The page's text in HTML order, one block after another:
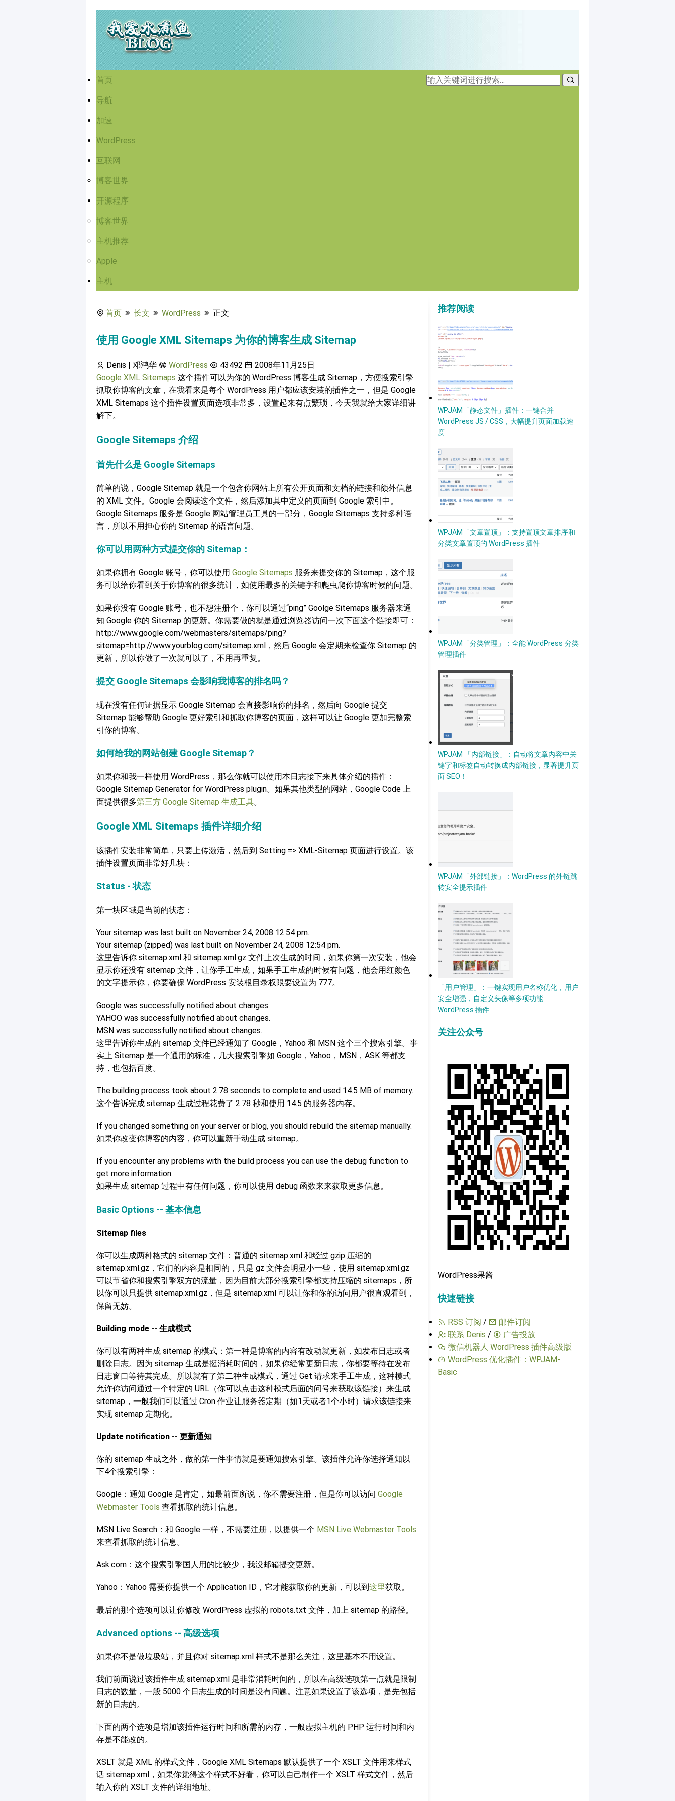
首页
导航
加速
WordPress
互联网
博客世界
开源程序
博客世界
主机推荐
Apple
主机
首页 长文 WordPress 正文
使用 Google XML Sitemaps 为你的博客生成 Sitemap
Denis | 邓鸿华 WordPress 43492
2008年11月25日
Google XML Sitemaps 这个插件可以为你的 WordPress 博客生成 Sitemap，方便搜索引擎
抓取你博客的文章，在我看来是每个 WordPress 用户都应该安装的插件之一，但是 Google
XML Sitemaps 这个插件设置页面选项非常多，设置起来有点繁琐，今天我就给大家详细讲
解下。
Google Sitemaps 介绍
首先什么是 Google Sitemaps
简单的说，Google Sitemap 就是一个包含你网站上所有公开页面和文档的链接和额外信息
的 XML 文件。Google 会阅读这个文件，然后添加其中定义的页面到 Google 索引中。
Google Sitemaps 服务是 Google 网站管理员工具的一部分，Google Sitemaps 支持多种语
言，所以不用担心你的 Sitemap 的语言问题。
你可以用两种方式提交你的 Sitemap：
如果你拥有 Google 账号，你可以使用 Google Sitemaps 服务来提交你的 Sitemap，这个服
务可以给你看到关于你博客的很多统计，如使用最多的关键字和爬虫爬你博客时候的问题。
如果你没有 Google 账号，也不想注册个，你可以通过“ping” Goolge Sitemaps 服务器来通
知 Google 你的 Sitemap 的更新。你需要做的就是通过浏览器访问一次下面这个链接即可：
http://www.google.com/webmasters/sitemaps/ping?
sitemap=http://www.yourblog.com/sitemap.xml，然后 Google 会定期来检查你 Sitemap 的
更新，所以你做了一次就可以了，不用再重复。
提交 Google Sitemaps 会影响我博客的排名吗？
现在没有任何证据显示 Google Sitemap 会直接影响你的排名，然后向 Google 提交
Sitemap 能够帮助 Google 更好索引和抓取你博客的页面，这样可以让 Google 更加完整索
引你的博客。
如何给我的网站创建 Google Sitemap？
如果你和我一样使用 WordPress，那么你就可以使用本日志接下来具体介绍的插件：
Google Sitemap Generator for WordPress plugin。如果其他类型的网站，Google Code 上
面提供很多第三方 Google Sitemap 生成工具。
Google XML Sitemaps 插件详细介绍
该插件安装非常简单，只要上传激活，然后到 Setting => XML-Sitemap 页面进行设置。该
插件设置页面非常好几块：
Status - 状态
第一块区域是当前的状态：
Your sitemap was last built on November 24, 2008 12:54 pm.
Your sitemap (zipped) was last built on November 24, 2008 12:54 pm.
这里告诉你 sitemap.xml 和 sitemap.xml.gz 文件上次生成的时间，如果你第一次安装，他会
显示你还没有 sitemap 文件，让你手工生成，如果手工生成的时候有问题，他会用红颜色
的文字提示你，你要确保 WordPress 安装根目录权限要设置为 777。
Google was successfully notified about changes.
YAHOO was successfully notified about changes.
MSN was successfully notified about changes.
这里告诉你生成的 sitemap 文件已经通知了 Google，Yahoo 和 MSN 这个三个搜索引擎。事
实上 Sitemap 是一个通用的标准，几大搜索引擎如 Google，Yahoo，MSN，ASK 等都支
持，也包括百度。
The building process took about 2.78 seconds to complete and used 14.5 MB of memory.
这个告诉完成 sitemap 生成过程花费了 2.78 秒和使用 14.5 的服务器内存。
If you changed something on your server or blog, you should rebuild the sitemap manually.
如果你改变你博客的内容，你可以重新手动生成 sitemap。
If you encounter any problems with the build process you can use the debug function to
get more information.
如果生成 sitemap 过程中有任何问题，你可以使用 debug 函数来来获取更多信息。
Basic Options -- 基本信息
Sitemap files
你可以生成两种格式的 sitemap 文件：普通的 sitemap.xml 和经过 gzip 压缩的
sitemap.xml.gz，它们的内容是相同的，只是 gz 文件会明显小一些，使用 sitemap.xml.gz
可以节省你和搜索引擎双方的流量，因为目前大部分搜索引擎都支持压缩的 sitemaps，所
以你可以只提供 sitemap.xml.gz，但是 sitemap.xml 可以让你和你的访问用户很直观看到，
保留无妨。
Building mode -- 生成模式
你可以有两种生成 sitemap 的模式：第一种是博客的内容有改动就更新，如发布日志或者
删除日志。因为 sitemap 生成是挺消耗时间的，如果你经常更新日志，你都要等待在发布
日志窗口等待其完成。所以就有了第二种生成模式，通过 Get 请求来手工生成，这种模式
允许你访问通过一个特定的 URL（你可以点击这种模式后面的问号来获取该链接）来生成
sitemap，一般我们可以通过 Cron 作业让服务器定期（如1天或者1个小时）请求该链接来
实现 sitemap 定期化。
Update notification -- 更新通知
你的 sitemap 生成之外，做的第一件事情就是要通知搜索引擎。该插件允许你选择通知以
下4个搜索引擎：
Google：通知 Google 是肯定，如最前面所说，你不需要注册，但是你可以访问 Google
Webmaster Tools 查看抓取的统计信息。
MSN Live Search：和 Google 一样，不需要注册，以提供一个 MSN Live Webmaster Tools
来查看抓取的统计信息。
Ask.com：这个搜索引擎国人用的比较少，我没邮箱提交更新。
Yahoo：Yahoo 需要你提供一个 Application ID，它才能获取你的更新，可以到这里获取。
最后的那个选项可以让你修改 WordPress 虚拟的 robots.txt 文件，加上 sitemap 的路径。
Advanced options -- 高级选项
如果你不是做垃圾站，并且你对 sitemap.xml 样式不是那么关注，这里基本不用设置。
我们前面说过该插件生成 sitemap.xml 是非常消耗时间的，所以在高级选项第一点就是限制
日志的数量，一般 5000 个日志生成的时间是没有问题。注意如果设置了该选项，是先包括
新的日志的。
下面的两个选项是增加该插件运行时间和所需的内存，一般虚拟主机的 PHP 运行时间和内
存是不能改的。
XSLT 就是 XML 的样式文件，Google XML Sitemaps 默认提供了一个 XSLT 文件用来样式
话 sitemap.xml，如果你觉得这个样式不好看，你可以自己制作一个 XSLT 样式文件，然后
输入你的 XSLT 文件的详细地址。
推荐阅读
WPJAM「静态文件」插件：一键合并
WordPress JS / CSS，大幅提升页面加载速
度
WPJAM「文章置顶」：支持置顶文章排序和
分类文章置顶的 WordPress 插件
WPJAM「分类管理」：全能 WordPress 分类
管理插件
WPJAM 「内部链接」：自动将文章内容中关
键字和标签自动转换成内部链接，显著提升页
面 SEO！
WPJAM「外部链接」：WordPress 的外链跳
转安全提示插件
「用户管理」：一键实现用户名称优化，用户
安全增强，自定义头像等多项功能
WordPress 插件
关注公众号
WordPress果酱
快速链接
RSS 订阅 /
邮件订阅
联系 Denis /
广告投放
微信机器人 WordPress 插件高级版
WordPress 优化插件：WPJAM-
Basic